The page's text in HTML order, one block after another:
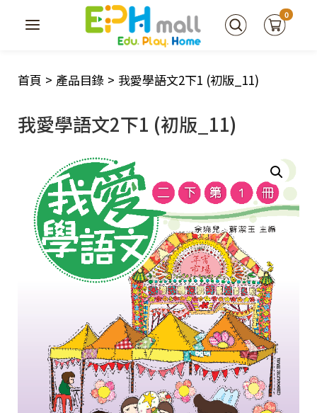
0
首頁 > 產品目錄 > 我愛學語文2下1 (初版_11)
我愛學語文2下1 (初版_11)